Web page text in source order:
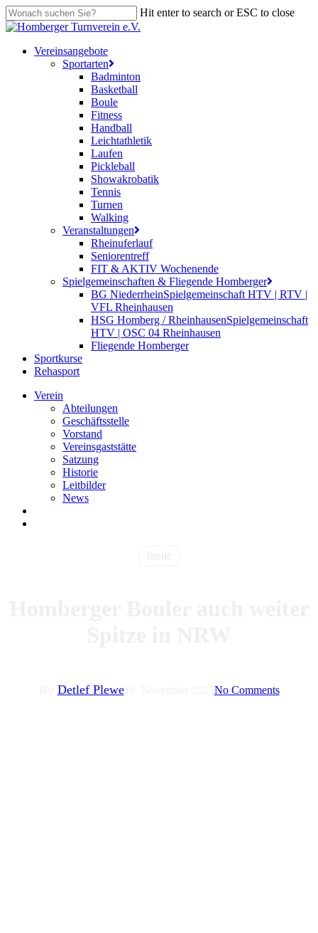
Skip
to
content
Hit enter to search or ESC to close
Close
search
Menu
Vereinsangebote
Sportarten
Badminton
Basketball
Boule
Fitness
Handball
Leichtathletik
Laufen
Pickleball
Showakrobatik
Tennis
Turnen
Walking
Veranstaltungen
Rheinuferlauf
Seniorentreff
FIT & AKTIV Wochenende
Spielgemeinschaften & Fliegende Homberger
BG NiederrheinSpielgemeinschaft HTV | RTV |
VFL Rheinhausen
HSG Homberg / RheinhausenSpielgemeinschaft
HTV | OSC 04 Rheinhausen
Fliegende Homberger
Sportkurse
Rehasport
Verein
Abteilungen
Geschäftsstelle
Vorstand
Vereinsgaststätte
Satzung
Historie
Leitbilder
News
Detlef Plewe16. November 2023 No Comments